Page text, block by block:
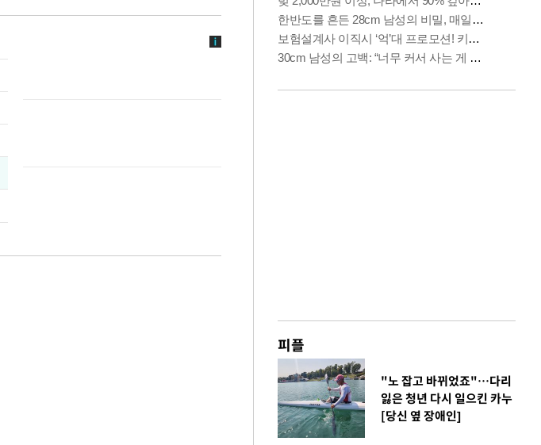
피플
"노 잡고 바뀌었죠"…다리
잃은 청년 다시 일으킨 카누
[당신 옆 장애인]